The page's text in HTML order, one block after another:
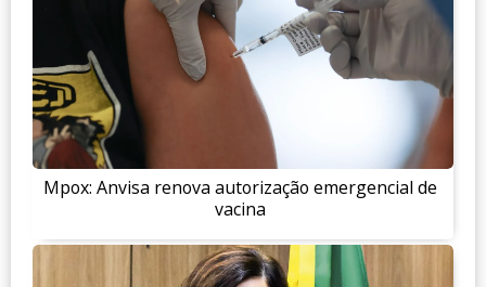
Mpox: Anvisa renova autorização emergencial de
vacina